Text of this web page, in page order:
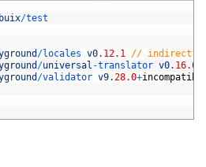
/test
/locales v0. 12.1 // indirect
/universal -translator v0. 16.0
/validator v9.28.0+